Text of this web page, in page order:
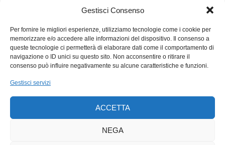
Gestisci Consenso
Per fornire le migliori esperienze, utilizziamo tecnologie come i cookie per
memorizzare e/o accedere alle informazioni del dispositivo. Il consenso a
queste tecnologie ci permetterà di elaborare dati come il comportamento di
navigazione o ID unici su questo sito. Non acconsentire o ritirare il
consenso può influire negativamente su alcune caratteristiche e funzioni.
Gestisci servizi
ACCETTA
NEGA